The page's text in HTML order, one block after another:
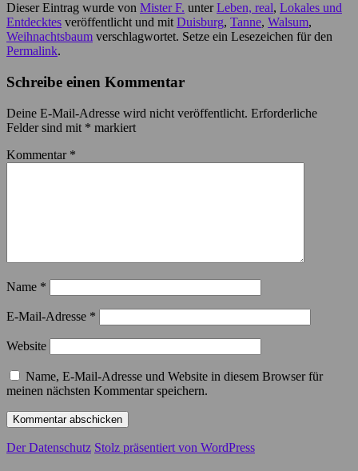
Dieser Eintrag wurde von Mister F. unterLeben, real, Lokales und
Entdecktes veröffentlicht und mit Duisburg, Tanne, Walsum,
Weihnachtsbaum verschlagwortet. Setze ein Lesezeichen für den
Permalink.
Schreibe einen Kommentar
Deine E-Mail-Adresse wird nicht veröffentlicht. Erforderliche
Felder sind mit * markiert
Kommentar *
Name *
E-Mail-Adresse *
Website
Name, E-Mail-Adresse und Website in diesem Browser für
meinen nächsten Kommentar speichern.
Der Datenschutz Stolz präsentiert von WordPress